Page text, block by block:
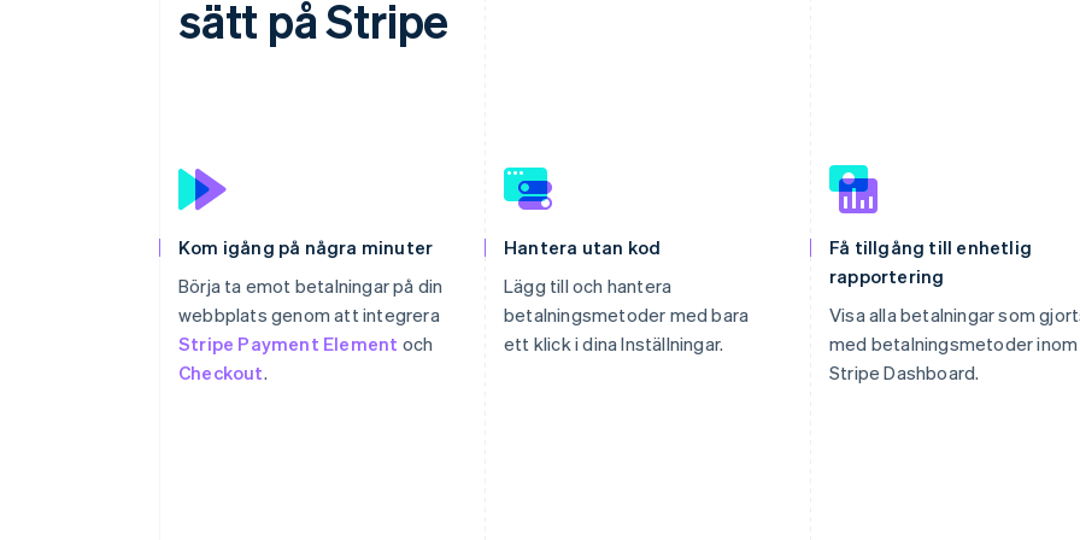
sätt på Stripe
Kom igång på några minuter
Börja ta emot betalningar på din
webbplats genom att integrera
Stripe Payment Element och
Checkout.
Hantera utan kod
Lägg till och hantera
betalningsmetoder med bara
ett klick i dina Inställningar.
Få tillgång till enhetlig
rapportering
Visa alla betalningar som
med betalningsmetoder inom
Stripe Dashboard.